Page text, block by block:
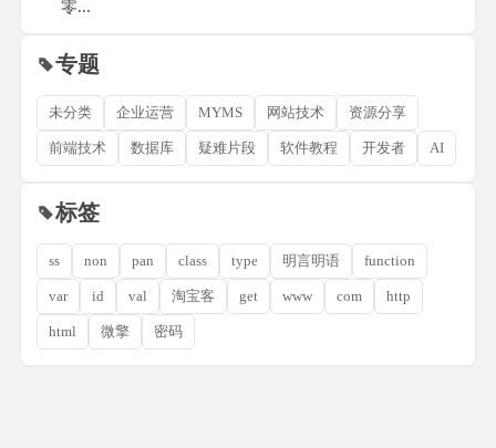
零...
专题
未分类 企业运营 MYMS 网站技术 资源分享
前端技术 数据库 疑难片段 软件教程 开发者 AI
标签
ss non pan class type 明言明语 function
var id val 淘宝客 get www com http
html 微擎 密码